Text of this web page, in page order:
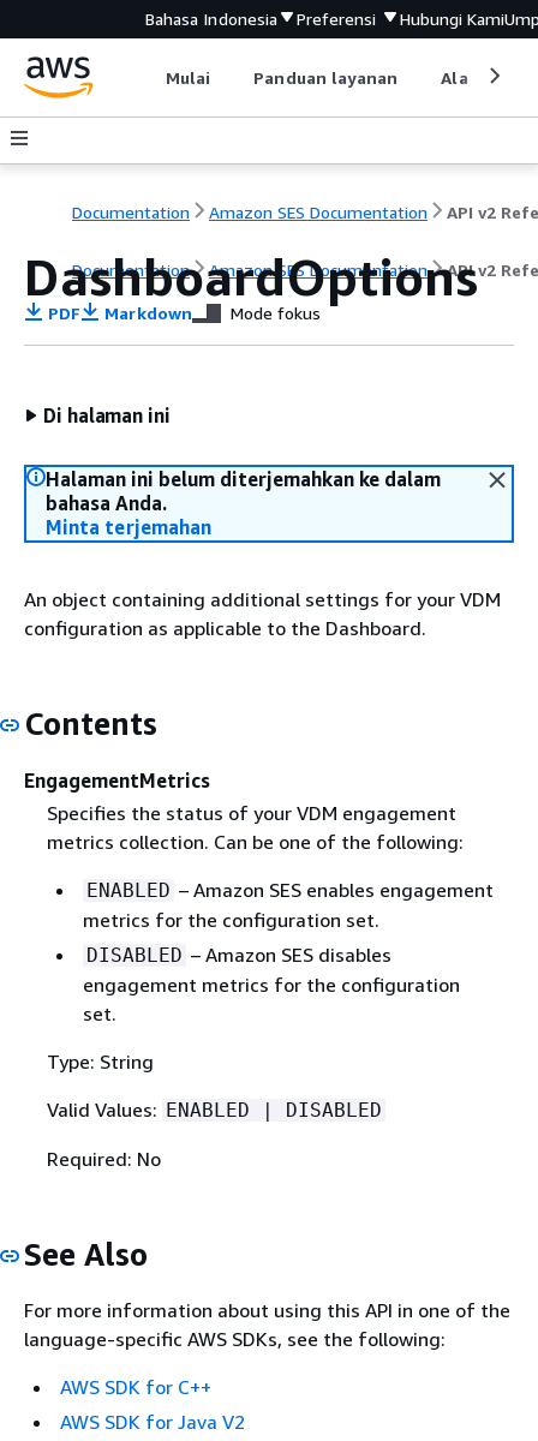
Bahasa Indonesia Preferensi Hubungi Kami
Mulai Panduan layanan Alat
Documentation Amazon SES Documentation
Documentation Amazon SES Documentation API v2
DashboardOptions
PDF Markdown Mode fokus
Di halaman ini
Halaman ini belum diterjemahkan ke dalam
bahasa Anda.
Minta terjemahan
An object containing additional settings for your VDM
configuration as applicable to the Dashboard.
Contents
EngagementMetrics
Specifies the status of your VDM engagement
metrics collection. Can be one of the following:
ENABLED – Amazon SES enables engagement
metrics for the configuration set.
DISABLED – Amazon SES disables
engagement metrics for the configuration
set.
Type: String
Valid Values: ENABLED | DISABLED
Required: No
See Also
For more information about using this API in one of the
language-specific AWS SDKs, see the following:
AWS SDK for C++
AWS SDK for Java V2